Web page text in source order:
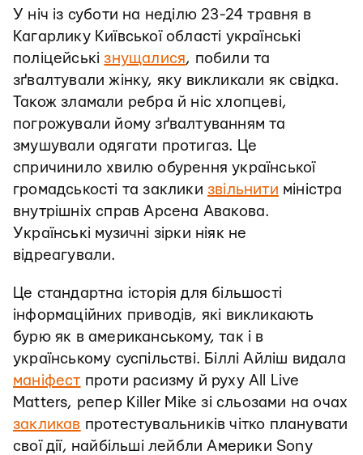
У ніч із суботи на неділю 23-24 травня в
Кагарлику Київської області українські
поліцейські знущалися, побили та
зґвалтували жінку, яку викликали як свідка.
Також зламали ребра й ніс хлопцеві,
погрожували йому зґвалтуванням та
змушували одягати протигаз. Це
спричинило хвилю обурення української
громадськості та заклики звільнити міністра
внутрішніх справ Арсена Авакова.
Українські музичні зірки ніяк не
відреагували.
Це стандартна історія для більшості
інформаційних приводів, які викликають
бурю як в американському, так і в
українському суспільстві. Біллі Айліш видала
маніфест проти расизму й руху All Live
Matters, репер Killer Mike зі сльозами на очах
закликав протестувальників чітко планувати
свої дії, найбільші лейбли Америки Sony